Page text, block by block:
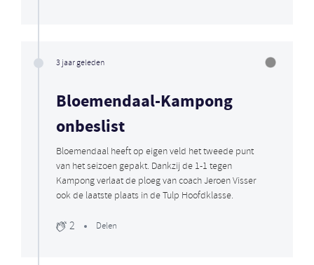
3 jaar geleden
Bloemendaal-Kampong
onbeslist
Bloemendaal heeft op eigen veld het tweede punt
van het seizoen gepakt. Dankzij de 1-1 tegen
Kampong verlaat de ploeg van coach Jeroen Visser
ook de laatste plaats in de Tulp Hoofdklasse.
2 Delen